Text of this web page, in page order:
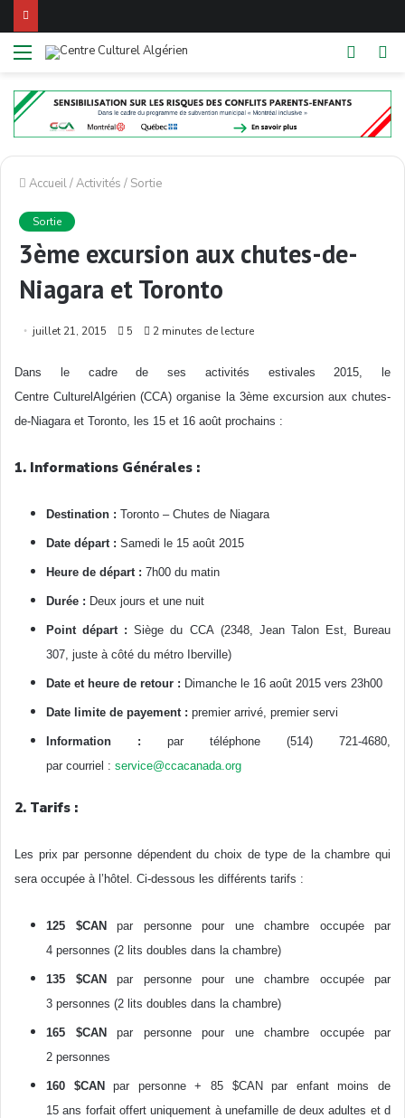
Menu
Switch
Accueil/Activités / Sortie
Sortie
3ème excursion aux chutes-de-
Niagara et Toronto
juillet 21, 2015 5 2 minutes de lecture
Dans le cadre de ses activités estivales 2015, le
Centre CulturelAlgérien (CCA) organise la 3ème excursion aux chutes-
de-Niagara et Toronto, les 15 et 16 août prochains :
1. Informations Générales :
Destination : Toronto – Chutes de Niagara
Date départ : Samedi le 15 août 2015
Heure de départ : 7h00 du matin
Durée : Deux jours et une nuit
Point départ : Siège du CCA (2348, Jean Talon Est, Bureau
307, juste à côté du métro Iberville)
Date et heure de retour : Dimanche le 16 août 2015 vers 23h00
Date limite de payement : premier arrivé, premier servi
Information : par téléphone (514) 721-4680
par courriel : service@ccacanada.org
2. Tarifs :
Les prix par personne dépendent du choix de type de la chambre qui
sera occupée à l’hôtel. Ci-dessous les différents tarifs :
125 $CANpar personne pour une chambre occupée par
4 personnes (2 lits doubles dans la chambre)
135 $CANpar personne pour une chambre occupée par
3 personnes (2 lits doubles dans la chambre)
165 $CANpar personne pour une chambre occupée par
2 personnes
160 $CANpar personne + 85 $CAN par enfant moins de
15 ans forfait offert uniquement à unefamille de deux adultes et d